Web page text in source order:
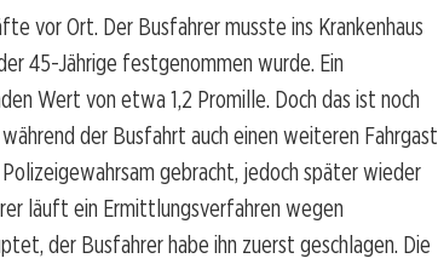
vor Ort. Der Busfahrer musste ins Krankenhaus
45-Jährige festgenommen wurde. Ein
Wert von etwa 1,2 Promille. Doch das ist noch
der Busfahrt auch einen weiteren Fahrgast
gebracht, jedoch später wieder
läuft ein Ermittlungsverfahren wegen
der Busfahrer habe ihn zuerst geschlagen. Die